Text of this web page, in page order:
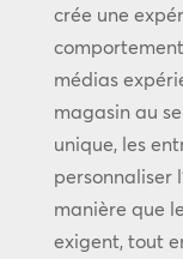
crée une
médias
magasin au
unique, les
personnaliser
manière que
exigent, tout